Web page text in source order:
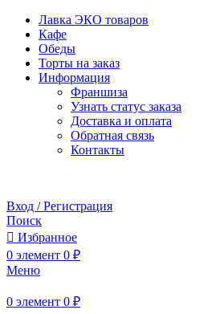
Лавка ЭКО товаров
Кафе
Обеды
Торты на заказ
Информация
Франшиза
Узнать статус заказа
Доставка и оплата
Обратная связь
Контакты
Вход / Регистрация
Поиск
Избранное
0 элемент 0 ₽
Меню
0 элемент 0 ₽